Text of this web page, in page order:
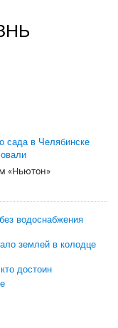
сада в Челябинске
«Ньютон»
водоснабжения
землей в колодце
достоин